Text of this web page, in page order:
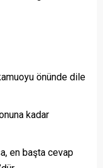
önünde dile
kadar
en başta cevap